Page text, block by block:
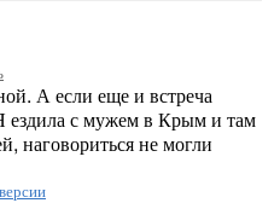
А если еще и встреча
ездила с мужем в Крым и там
наговориться не могли